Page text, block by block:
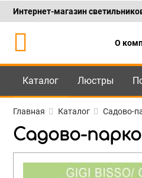
Каталог
Интернет-магазин
О
Каталог Люстры
Главная Каталог Садово-
Садово-